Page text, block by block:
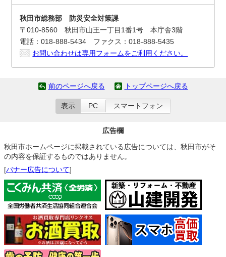
秋田市総務部 防災安全対策課
〒010-8560 秋田市山王一丁目1番1号 本庁舎3階
電話：018-888-5434 ファクス：018-888-5435
お問い合わせは専用フォームをご利用ください。
前のページへ戻る トップページへ戻る
表示 PC スマートフォン
広告欄
秋田市ホームページに掲載されている広告については、秋田市がそ
の内容を保証するものではありません。
[バナー広告について]